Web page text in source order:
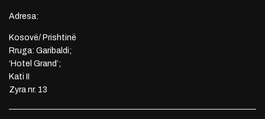
Adresa:
Kosovë/ Prishtinë
Rruga: Garibaldi;
‘Hotel Grand’;
Kati II
Zyra nr. 13